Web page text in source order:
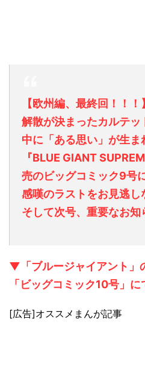
【欧州編、最終回！！！】
解散が決まったカルテ
中に「ある思い」が生
『BLUE GIANT
売のビッグコミック9号
感嘆のラストをお見逃し
そして次号、重要なお知
▼「ブルージャイアント」
「ビッグコミック10号」に
[広告]オススメまんが記事